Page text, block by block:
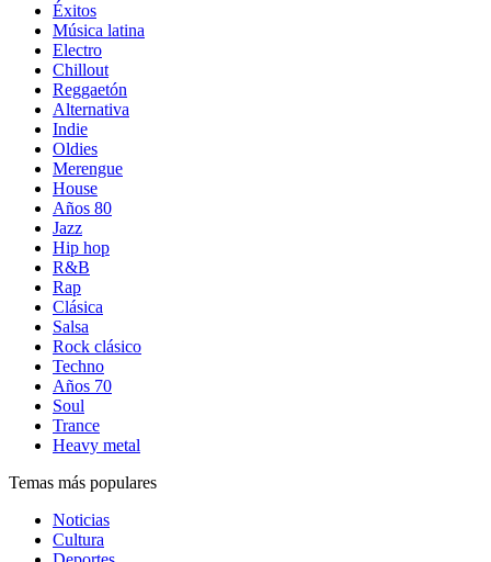
Éxitos
Música latina
Electro
Chillout
Reggaetón
Alternativa
Indie
Oldies
Merengue
House
Años 80
Jazz
Hip hop
R&B
Rap
Clásica
Salsa
Rock clásico
Techno
Años 70
Soul
Trance
Heavy metal
Temas más populares
Noticias
Cultura